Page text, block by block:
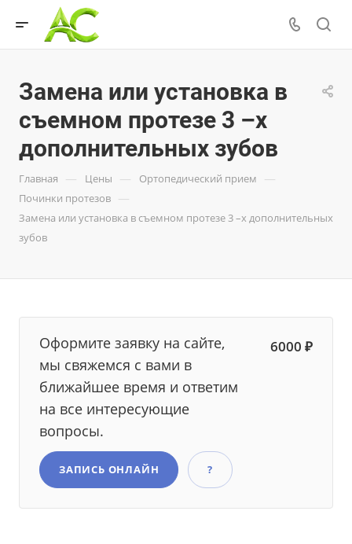
Замена или установка в
съемном протезе 3 –х
дополнительных зубов
Главная — Цены — Ортопедический прием —
Починки протезов —
Замена или установка в съемном протезе 3 –х дополнительных
зубов
Оформите заявку на сайте,
мы свяжемся с вами в
ближайшее время и ответим
на все интересующие
вопросы.
6000 ₽
ЗАПИСЬ ОНЛАЙН ?